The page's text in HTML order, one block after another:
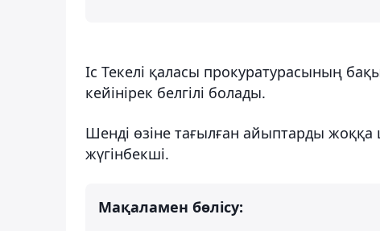
Іс Текелі қаласы прокуратурасының
кейінірек белгілі болады.
Шенді өзіне тағылған айыптарды
жүгінбекші.
Мақаламен бөлісу: